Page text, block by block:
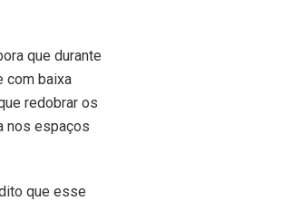
que durante
com baixa
redobrar os
nos espaços
que esse